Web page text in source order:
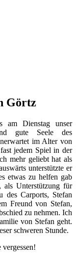
Görtz
am Dienstag unser
gute Seele des
im Alter von
jedem Spiel in der
mehr geliebt hat als
unterstützte er
etwas zu helfen gab
Unterstützung für
des Carports, Stefan
Freund von Stefan,
zu nehmen. Ich
von Stefan geht.
schweren Stunde.